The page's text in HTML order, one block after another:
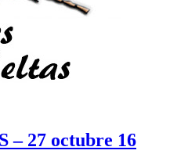
– 27 octubre 16